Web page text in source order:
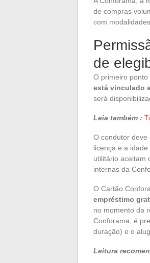
de compras
com
de
O primeiro
está vinculado
será
Leia também :
O condutor deve
licença e a
utilitário aceitam
internas da
O Cartão
empréstimo
no momento da
Conforama, é
duração) e o
Leitura